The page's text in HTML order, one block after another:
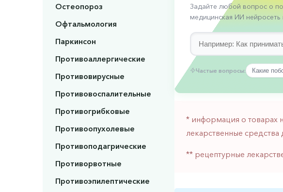
Остеопороз
Офтальмология
Паркинсон
Противоаллергические
Противовирусные
Противовоспалительные
Противогрибковые
Противоопухолевые
Противоподагрические
Противорвотные
Противоэпилептические
Задайте любой вопрос о
медицинская ИИ нейросеть
Частые вопросы: Какие
* информация о товарах
лекарственные
** рецептурные